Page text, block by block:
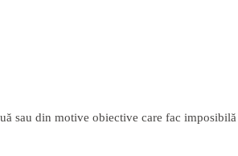
sau din motive obiective care fac